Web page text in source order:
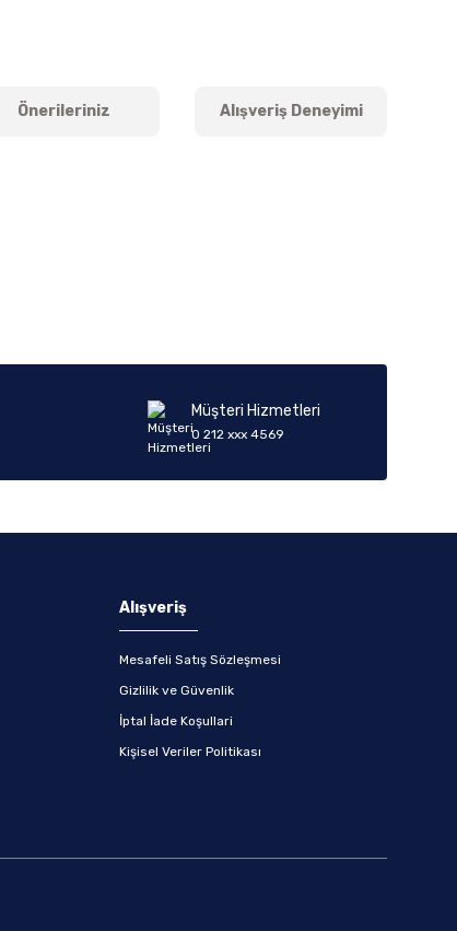
Önerileriniz Alışveriş Deneyimi
Müşteri Hizmetleri
0 212 xxx 4569
Alışveriş
Mesafeli Satış Sözleşmesi
Gizlilik ve Güvenlik
İptal İade Koşullari
Kişisel Veriler Politikası